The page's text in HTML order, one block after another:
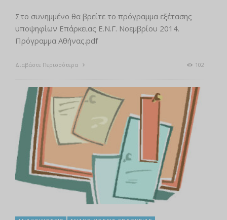
Στο συνημμένο θα βρείτε το πρόγραμμα εξέτασης
υποψηφίων Επάρκειας Ε.Ν.Γ. Νοεμβρίου 2014.
Πρόγραμμα Αθήνας.pdf
Διαβάστε Περισσότερα 102